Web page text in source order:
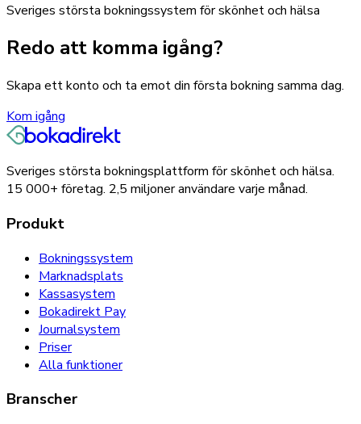
Sveriges största bokningssystem för skönhet och hälsa
Redo att komma igång?
Skapa ett konto och ta emot din första bokning samma dag.
Kom igång
Sveriges största bokningsplattform för skönhet och hälsa.
15 000+ företag. 2,5 miljoneranvändare varje månad.
Produkt
Bokningssystem
Marknadsplats
Kassasystem
Bokadirekt Pay
Journalsystem
Priser
Alla funktioner
Branscher